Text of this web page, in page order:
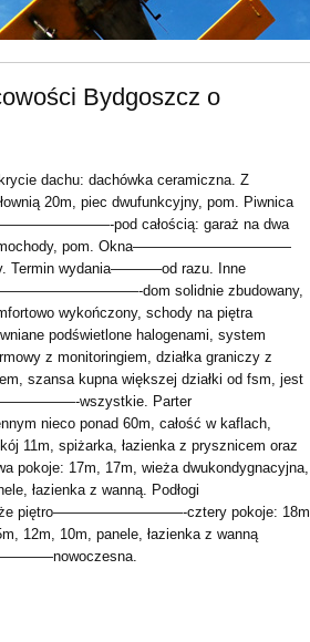
Bydgoszcz o
dachu: dachówka ceramiczna. Z
20m, piec dwufunkcyjny, pom. Piwnica
pod całością: garaż na dwa
pom. Okna———————————
Termin wydania———–od razu. Inne
dom solidnie zbudowany,
wykończony, schody na piętra
podświetlone halogenami, system
z monitoringiem, działka graniczy z
szansa kupna większej działki od fsm, jest
wszystkie. Parter
nieco ponad 60m, całość w kaflach,
11m, spiżarka, łazienka z prysznicem oraz
17m, 17m, wieża dwukondygnacyjna,
łazienka z wanną. Podłogi
piętro—————————-cztery pokoje: 18m
12m, 10m, panele, łazienka z wanną